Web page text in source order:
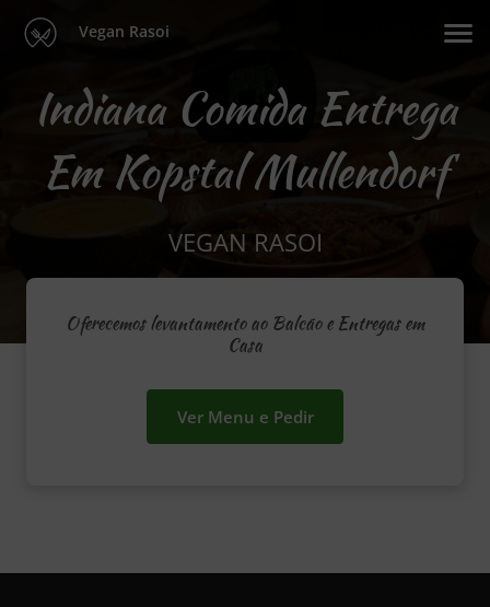
Vegan Rasoi
Indiana Comida Entrega
Em Kopstal Mullendorf
VEGAN RASOI
Oferecemos levantamento ao Balcão e Entregas em
Casa
Ver Menu e Pedir